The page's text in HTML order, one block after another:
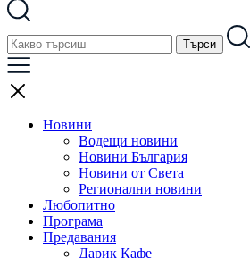
Новини
Водещи новини
Новини България
Новини от Света
Регионални новини
Любопитно
Програма
Предавания
Дарик Кафе